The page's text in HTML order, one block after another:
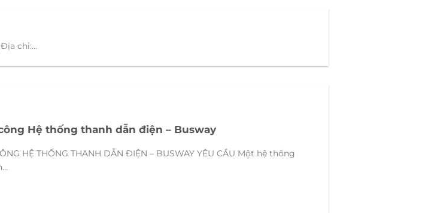
chỉ:...
Hệ thống thanh dẫn điện – Busway
HỆ THỐNG THANH DẪN ĐIỆN – BUSWAY YÊU CẦU Một hệ thống